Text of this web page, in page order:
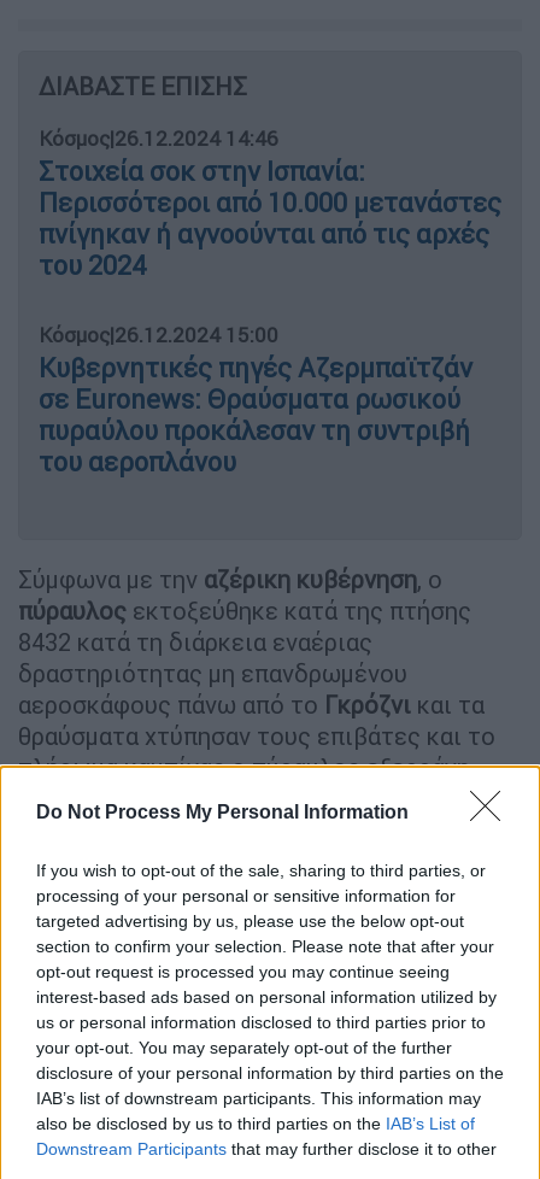
Do Not Process My Personal Information
If you wish to opt-out of the sale, sharing to third parties, or
processing of your personal or sensitive information for
targeted advertising by us, please use the below opt-out
section to confirm your selection. Please note that after your
opt-out request is processed you may continue seeing
interest-based ads based on personal information utilized by
us or personal information disclosed to third parties prior to
your opt-out. You may separately opt-out of the further
disclosure of your personal information by third parties on the
IAB’s list of downstream participants. This information may
also be disclosed by us to third parties on the IAB’s List of
Downstream Participants that may further disclose it to other
ΔΙΑΒΑΣΤΕ ΕΠΙΣΗΣ
Κόσμος|26.12.2024 14:46
Στοιχεία σοκ στην Ισπανία:
Περισσότεροι από 10.000 μετανάστες
πνίγηκαν ή αγνοούνται από τις αρχές
του 2024
Κόσμος|26.12.2024 15:00
Κυβερνητικές πηγές Αζερμπαϊτζάν
σε Euronews: Θραύσματα ρωσικού
πυραύλου προκάλεσαν τη συντριβή
του αεροπλάνου
Σύμφωνα με την αζέρικη κυβέρνηση, ο
πύραυλος εκτοξεύθηκε κατά της πτήσης
8432 κατά τη διάρκεια εναέριας
δραστηριότητας μη επανδρωμένου
αεροσκάφους πάνω από το Γκρόζνι και τα
θραύσματα χτύπησαν τους επιβάτες και το
πλήρωμα καμπίνας ο πύραυλος εξερράγη
δίπλα στο αεροσκάφος κατά τη διάρκεια της
. Βίντεο που κυκλοφόρησε μέσα από
την καμπίνα, δείχνει ζημιές σε αρκετά
σημεία του αεροσκάφους, όπως επίσης και
τρυπημένα σωσίβια.
The final moments of the Azerbaijan
Airlines plane before its crash in
Kazakhstan were captured by a
passenger onboard.
Aftermath also included in the